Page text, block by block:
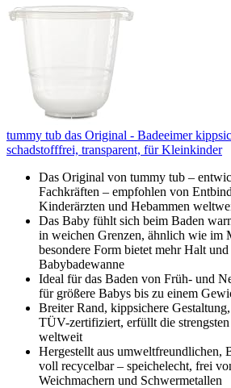
tummy tub das Original - Badeeimer
schadstofffrei, transparent, für Kleinkinder
Das Original von tummy tub –
Fachkräften – empfohlen von
Kinderärzten und Hebammen
Das Baby fühlt sich beim Baden
in weichen Grenzen, ähnlich wie im
besondere Form bietet mehr Halt
Babybadewanne
Ideal für das Baden von Früh- und
für größere Babys bis zu einem
Breiter Rand, kippsichere
TÜV-zertifiziert, erfüllt die
weltweit
Hergestellt aus umweltfreundlichen,
voll recycelbar – speichelecht, frei
Weichmachern und Schwermetallen